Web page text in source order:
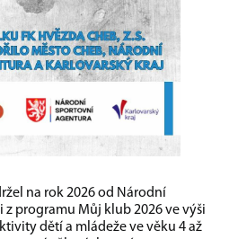
na rok 2026 od Národní
programu Můj klub 2026 ve výši
dětí a mládeže ve věku 4 až